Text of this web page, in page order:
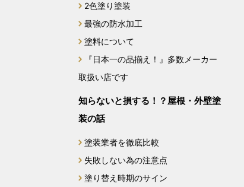
2024年6月
2024年4月
2024年2月
2色塗り塗装
最強の防水加工
塗料について
『日本一の品揃え！』多数メーカー
取扱い店です
知らないと損する！？屋根・外壁塗
装の話
塗装業者を徹底比較
失敗しない為の注意点
塗り替え時期のサイン